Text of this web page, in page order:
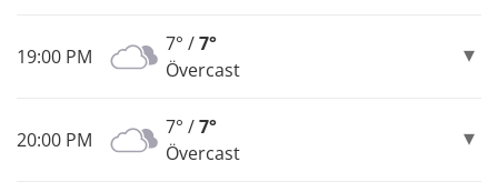
19:00 PM
7° /7°
Övercast
20:00 PM
7° /7°
Övercast